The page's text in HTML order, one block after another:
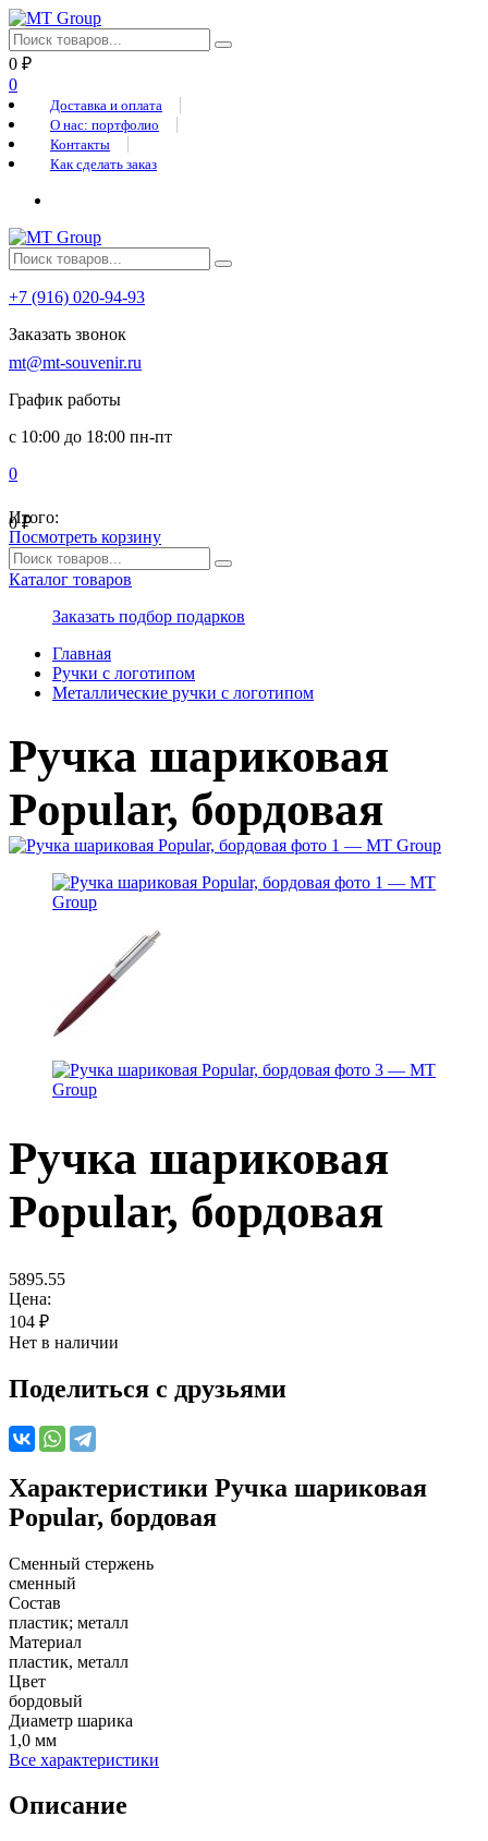
0 ₽
0
Доставка и оплата
О нас: портфолио
Контакты
Как сделать заказ
+7 (916) 020-94-93
Заказать звонок
mt@mt-souvenir.ru
График работы
с 10:00 до 18:00 пн-пт
0
0₽
Итого:
Посмотреть корзину
Каталог товаров
Заказать подбор подарков
Главная
Ручки с логотипом
Металлические ручки с логотипом
Ручка шариковая
Popular, бордовая
Ручка шариковая
Popular, бордовая
5895.55
Цена:
104 ₽
Нет в наличии
Поделиться с друзьями
Характеристики Ручка шариковая
Popular, бордовая
Сменный стержень
сменный
Состав
пластик; металл
Материал
пластик, металл
Цвет
бордовый
Диаметр шарика
1,0 мм
Все характеристики
Описание